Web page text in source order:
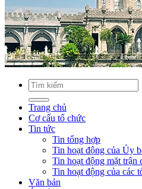
Trang chủ
Cơ cấu tổ chức
Tin tức
Tin tổng hợp
Tin hoạt động của Ủy
Tin hoạt động mặt trận
Tin hoạt động của các
Văn bản